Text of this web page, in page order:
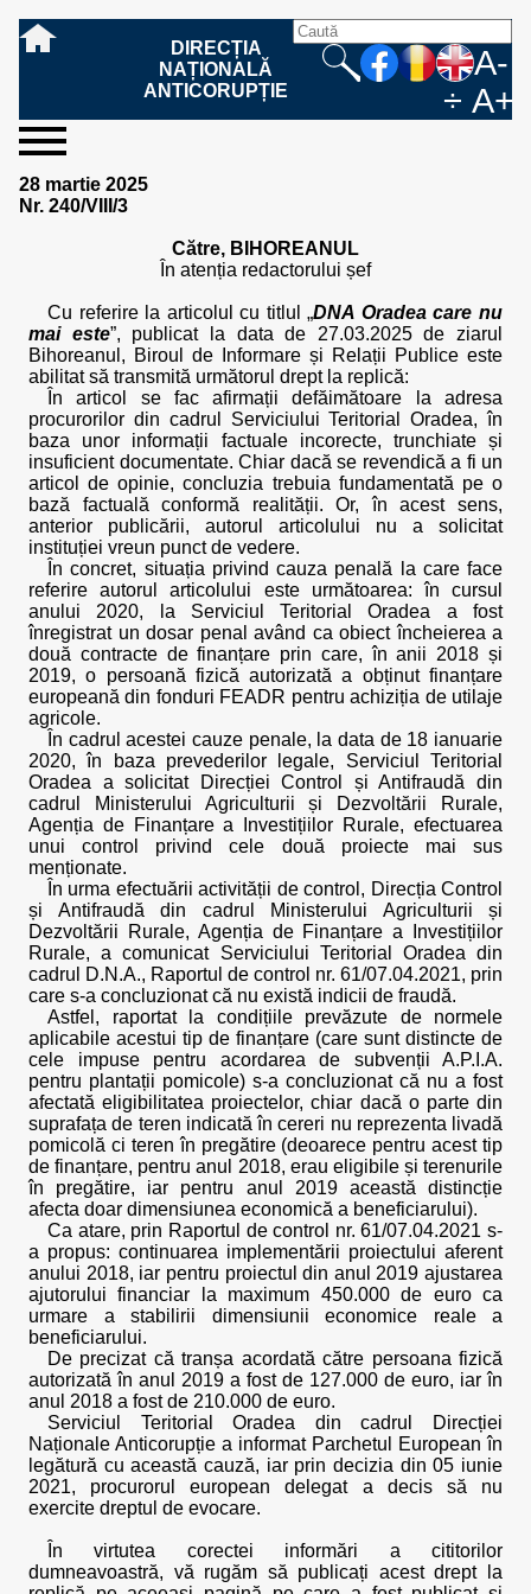
DIRECȚIA
NAȚIONALĂ
ANTICORUPȚIE
A-
÷ A+
sesizați-
ne
Ce
înseamnă
Cum
sesizați
corupție?
Cum
este
denunță?
Ce
trebuie
sesizare?
Fazele
procesului
Ce
urmează
o faptă
corupție?
Care sunt
drepturile și
persoanelor
în procesul
Cum
sprijiniți
posibile
fapte de
corupție?
despre
noi
Cine
lucrează
Cu ce
se
Sursele
de
Structura
Conducerea
Structuri
teritoriale
Cadrul
legal
Resurse
financiare
Resurse
umane
Integritate
instituțională
rezultatele
noastre
Rapoarte
de
Hotărâri
penale
mass
media
Biroul de
informare
Comunicate
de presă
Model de
acreditare
Drept
la
Evenimente
informare
publică
Persoana
responsabilă
informarea
Model
solicitare
Raportul
anual
Legea
544/2001
Protecția
datelor
Modalități
de
răspunsului
baza Legii
544/2001
cooperare
internațională
Programe
Evenimente
internaționale
Cadrul legal
internațional
28 martie 2025
Nr. 240/VIII/3
Către, BIHOREANUL
În atenția redactorului șef
Cu referire la articolul cu titlul „DNA Oradea care nu
mai este”, publicat la data de 27.03.2025 de ziarul
Bihoreanul, Biroul de Informare și Relații Publice este
abilitat să transmită următorul drept la replică:
În articol se fac afirmații defăimătoare la adresa
procurorilor din cadrul Serviciului Teritorial Oradea, în
baza unor informații factuale incorecte, trunchiate și
insuficient documentate. Chiar dacă se revendică a fi un
articol de opinie, concluzia trebuia fundamentată pe o
bază factuală conformă realității. Or, în acest sens,
anterior publicării, autorul articolului nu a solicitat
instituției vreun punct de vedere.
În concret, situația privind cauza penală la care face
referire autorul articolului este următoarea: în cursul
anului 2020, la Serviciul Teritorial Oradea a fost
înregistrat un dosar penal având ca obiect încheierea a
două contracte de finanțare prin care, în anii 2018 și
2019, o persoană fizică autorizată a obținut finanțare
europeană din fonduri FEADR pentru achiziția de utilaje
agricole.
În cadrul acestei cauze penale, la data de 18 ianuarie
2020, în baza prevederilor legale, Serviciul Teritorial
Oradea a solicitat Direcției Control și Antifraudă din
cadrul Ministerului Agriculturii și Dezvoltării Rurale,
Agenția de Finanțare a Investițiilor Rurale, efectuarea
unui control privind cele două proiecte mai sus
menționate.
În urma efectuării activității de control, Direcția Control
și Antifraudă din cadrul Ministerului Agriculturii și
Dezvoltării Rurale, Agenția de Finanțare a Investițiilor
Rurale, a comunicat Serviciului Teritorial Oradea din
cadrul D.N.A., Raportul de control nr. 61/07.04.2021, prin
care s-a concluzionat că nu există indicii de fraudă.
Astfel, raportat la condițiile prevăzute de normele
aplicabile acestui tip de finanțare (care sunt distincte de
cele impuse pentru acordarea de subvenții A.P.I.A.
pentru plantații pomicole) s-a concluzionat că nu a fost
afectată eligibilitatea proiectelor, chiar dacă o parte din
suprafața de teren indicată în cereri nu reprezenta livadă
pomicolă ci teren în pregătire (deoarece pentru acest tip
de finanțare, pentru anul 2018, erau eligibile și terenurile
în pregătire, iar pentru anul 2019 această distincție
afecta doar dimensiunea economică a beneficiarului).
Ca atare, prin Raportul de control nr. 61/07.04.2021 s-
a propus: continuarea implementării proiectului aferent
anului 2018, iar pentru proiectul din anul 2019 ajustarea
ajutorului financiar la maximum 450.000 de euro ca
urmare a stabilirii dimensiunii economice reale a
beneficiarului.
De precizat că tranșa acordată către persoana fizică
autorizată în anul 2019 a fost de 127.000 de euro, iar în
anul 2018 a fost de 210.000 de euro.
Serviciul Teritorial Oradea din cadrul Direcției
Naționale Anticorupție a informat Parchetul European în
legătură cu această cauză, iar prin decizia din 05 iunie
2021, procurorul european delegat a decis să nu
exercite dreptul de evocare.
În virtutea corectei informări a cititorilor
dumneavoastră, vă rugăm să publicați acest drept la